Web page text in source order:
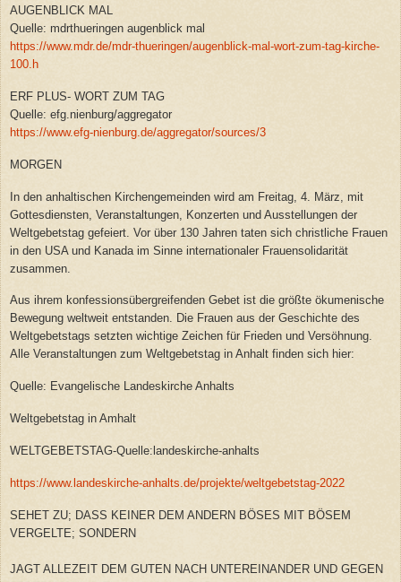
AUGENBLICK MAL
Quelle: mdrthueringen augenblick mal
https://www.mdr.de/mdr-thueringen/augenblick-mal-wort-zum-tag-kirche-
100.h
ERF PLUS- WORT ZUM TAG
Quelle: efg.nienburg/aggregator
https://www.efg-nienburg.de/aggregator/sources/3
MORGEN
In den anhaltischen Kirchengemeinden wird am Freitag, 4. März, mit
Gottesdiensten, Veranstaltungen, Konzerten und Ausstellungen der
Weltgebetstag gefeiert. Vor über 130 Jahren taten sich christliche Frauen
in den USA und Kanada im Sinne internationaler Frauensolidarität
zusammen.
Aus ihrem konfessionsübergreifenden Gebet ist die größte ökumenische
Bewegung weltweit entstanden. Die Frauen aus der Geschichte des
Weltgebetstags setzten wichtige Zeichen für Frieden und Versöhnung.
Alle Veranstaltungen zum Weltgebetstag in Anhalt finden sich hier:
Quelle: Evangelische Landeskirche Anhalts
Weltgebetstag in Amhalt
WELTGEBETSTAG-Quelle:landeskirche-anhalts
https://www.landeskirche-anhalts.de/projekte/weltgebetstag-2022
SEHET ZU; DASS KEINER DEM ANDERN BÖSES MIT BÖSEM
VERGELTE; SONDERN
JAGT ALLEZEIT DEM GUTEN NACH UNTEREINANDER UND GEGEN